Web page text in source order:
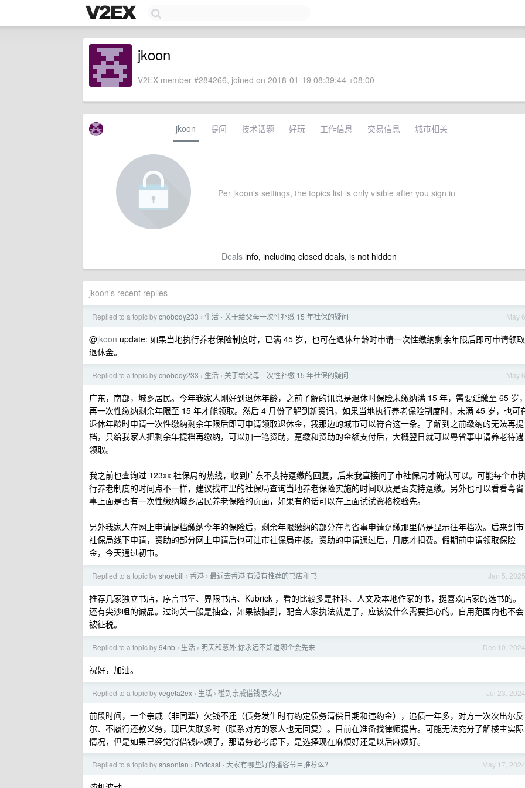
jkoon
V2EX member #284266, joined on 2018-01-19 08:39:44 +08:00
jkoon 提问 技术话题 好玩 工作信息 交易信息 城市相关
Per jkoon's settings, the topics list is only visible after you sign in
Dealsinfo, including closed deals, is not hidden
jkoon's recent replies
May 6
Replied to a topic bycnobody233 › 生活 › 关于给父母一次性补缴 15 年社保的疑问
@jkoon update: 如果当地执行养老保险制度时，已满 45 岁，也可在退休年龄时申请一次性缴纳剩余年限后即可申请领取
退休金。
May 6
Replied to a topic bycnobody233 › 生活 › 关于给父母一次性补缴 15 年社保的疑问
广东，南部，城乡居民。今年我家人刚好到退休年龄，之前了解的讯息是退休时保险未缴纳满 15 年，需要延缴至 65 岁，
再一次性缴纳剩余年限至 15 年才能领取。然后 4 月份了解到新资讯，如果当地执行养老保险制度时，未满 45 岁，也可
退休年龄时申请一次性缴纳剩余年限后即可申请领取退休金，我那边的城市可以符合这一条。了解到之前缴纳的无法再提
档，只给我家人把剩余年提档再缴纳，可以加一笔资助，趸缴和资助的金额支付后，大概翌日就可以粤省事申请养老待遇
领取。
我之前也查询过 123xx 社保局的热线，收到广东不支持趸缴的回复，后来我直接问了市社保局才确认可以。可能每个市
行养老制度的时间点不一样，建议找市里的社保局查询当地养老保险实施的时间以及是否支持趸缴。另外也可以看看粤省
事上面是否有一次性缴纳城乡居民养老保险的页面，如果有的话可以在上面试试资格校验先。
另外我家人在网上申请提档缴纳今年的保险后，剩余年限缴纳的部分在粤省事申请趸缴那里仍是显示往年档次。后来到市
社保局线下申请，资助的部分网上申请后也可让市社保局审核。资助的申请通过后，月底才扣费。假期前申请领取保险
金，今天通过初审。
Jan 5, 2025
Replied to a topic byshoebill › 香港 › 最近去香港 有没有推荐的书店和书
推荐几家独立书店，序言书室、界限书店、Kubrick ，看的比较多是社科、人文及本地作家的书，挺喜欢店家的选书的。
还有尖沙咀的诚品。过海关一般是抽查，如果被抽到，配合人家执法就是了，应该没什么需要担心的。自用范围内也不会
被征税。
Dec 10, 2024
Replied to a topic by94nb › 生活 › 明天和意外,你永远不知道哪个会先来
祝好，加油。
Jul 23, 2024
Replied to a topic byvegeta2ex › 生活 › 碰到亲戚借钱怎么办
前段时间，一个亲戚（非同辈）欠钱不还（债务发生时有约定债务清偿日期和违约金），追债一年多，对方一次次出尔反
尔、不履行还款义务，现已失联多时（联系对方的家人也无回复）。目前在准备找律师提告。可能无法充分了解楼主实际
情况，但是如果已经觉得借钱麻烦了，那请务必考虑下，是选择现在麻烦好还是以后麻烦好。
May 17, 2024
Replied to a topic byshaonian › Podcast › 大家有哪些好的播客节目推荐么？